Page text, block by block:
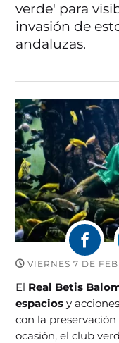
verde' para
invasión de
andaluzas.
VIERNES 7 DE
El Real Betis
espaciosy
con la preservación
ocasión, el club